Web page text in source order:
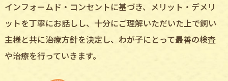
インフォームド・コンセントに基づき、メリット・デメリ
ットを丁寧にお話しし、十分にご理解いただいた上で飼い
主様と共に治療方針を決定し、わが子にとって最善の検査
や治療を行っていきます。